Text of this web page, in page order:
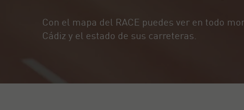
Con el mapa del RACE puedes ver en todo
Cádiz y el estado de sus carreteras.